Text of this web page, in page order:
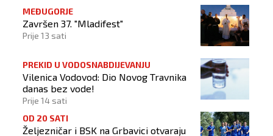
MEĐUGORJE
Završen 37. "Mladifest"
Prije 13 sati
PREKID U VODOSNABDIJEVANJU
Vilenica Vodovod: Dio Novog Travnika
danas bez vode!
Prije 14 sati
OD 20 SATI
Željezničar i BSK na Grbavici otvaraju